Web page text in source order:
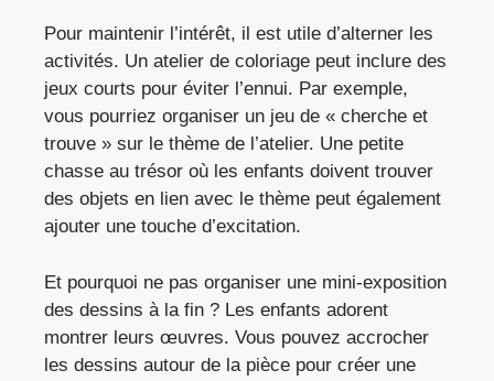
Pour maintenir l’intérêt, il est utile d’alterner les
activités. Un atelier de coloriage peut inclure des
jeux courts pour éviter l’ennui. Par exemple,
vous pourriez organiser un jeu de « cherche et
trouve » sur le thème de l’atelier. Une petite
chasse au trésor où les enfants doivent trouver
des objets en lien avec le thème peut également
ajouter une touche d’excitation.
Et pourquoi ne pas organiser une mini-exposition
des dessins à la fin ? Les enfants adorent
montrer leurs œuvres. Vous pouvez accrocher
les dessins autour de la pièce pour créer une